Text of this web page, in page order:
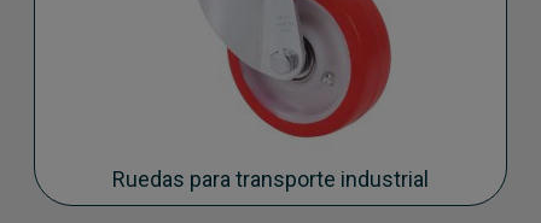
Ruedas para transporte industrial